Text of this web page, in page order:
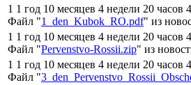
1 1 год 10 месяцев 4 недели 20 часов
Файл "1_den_Kubok_RO.pdf" из
1 1 год 10 месяцев 4 недели 20 часов
Файл "Pervenstvo-Rossii.zip" из
1 1 год 10 месяцев 4 недели 20 часов
Файл "